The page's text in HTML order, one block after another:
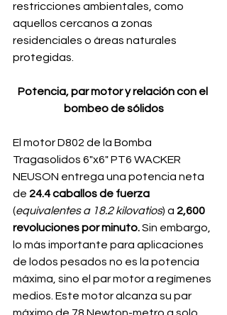
restricciones ambientales, como
aquellos cercanos a zonas
residenciales o áreas naturales
protegidas.
Potencia, par motor y relación con el
bombeo de sólidos
El motor D802 de la Bomba
Tragasolidos 6"x6" PT6 WACKER
NEUSON entrega una potencia neta
de 24.4 caballos de fuerza
(equivalentes a 18.2 kilovatios) a 2,600
revoluciones por minuto. Sin embargo,
lo más importante para aplicaciones
de lodos pesados no es la potencia
máxima, sino el par motor a regímenes
medios. Este motor alcanza su par